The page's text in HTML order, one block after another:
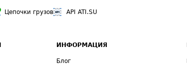
Цепочки грузов API ATI.SU
ИНФОРМАЦИЯ
Блог